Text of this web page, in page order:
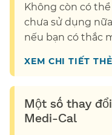
Không còn có
chưa sử dụng
nếu bạn có thắc
XEM CHI TIẾT
Một số thay
Medi-Cal​​